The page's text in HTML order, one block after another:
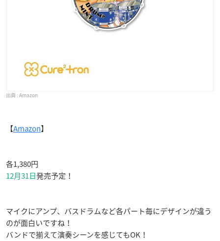
Amazon
【Amazon】
各1,380円
12月31日発売予定！
マイクにアンプ、バスドラムなど各パート毎にデザインが違う
のが面白いですね！
バンドで揃えて演奏シーンを感じてもOK！